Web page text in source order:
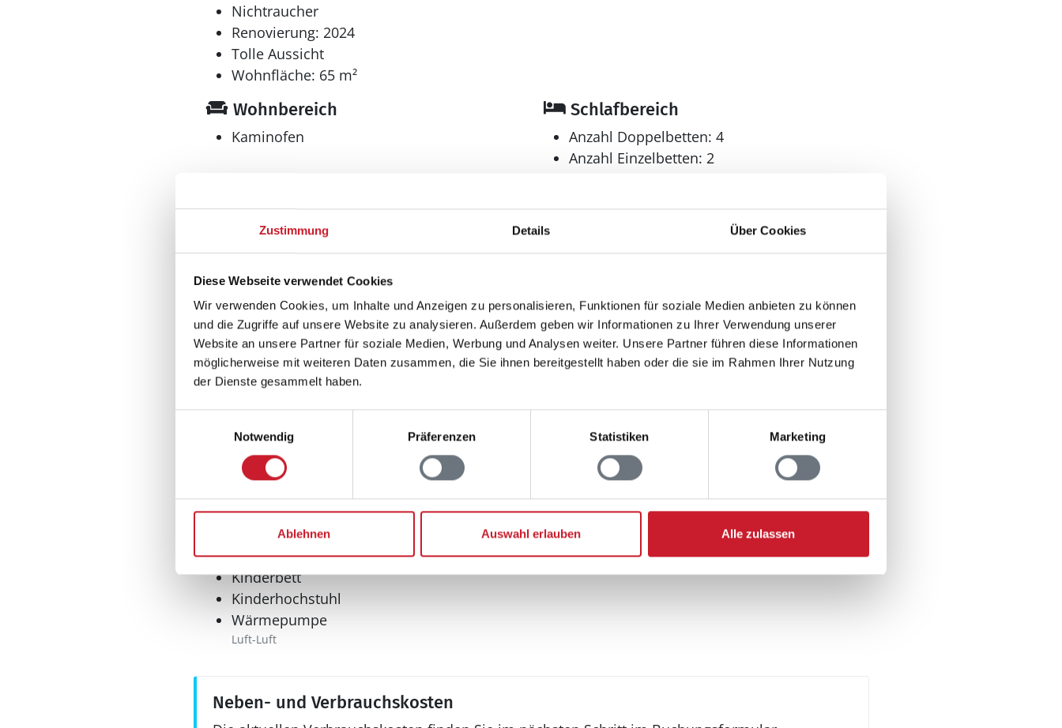
Zustimmung Details Über Cookies
Diese Webseite verwendet Cookies
Wir verwenden Cookies, um Inhalte und Anzeigen zu personalisieren, Funktionen für soziale Medien anbieten zu können
und die Zugriffe auf unsere Website zu analysieren. Außerdem geben wir Informationen zu Ihrer Verwendung unserer
Website an unsere Partner für soziale Medien, Werbung und Analysen weiter. Unsere Partner führen diese Informationen
möglicherweise mit weiteren Daten zusammen, die Sie ihnen bereitgestellt haben oder die sie im Rahmen Ihrer Nutzung
der Dienste gesammelt haben.
Notwendig
Präferenzen Statistiken Marketing
Ablehnen Auswahl erlauben Alle zulassen
Schlafverhältnisse
Die Schlafplätze verteilen sich auf 3 Schlafräume. 4 Schlafplätze in Doppelbetten. 2 Schlafplätze in
Einzelbetten. Ferner steht ein Kinderbett zur Verfügung.
Multimedien
In der Ferienunterkunft gibt es einen Fernseher. Satellitenanschluss mit deutschen Fernsehsendern.
auch den Aufenthalt im Freien genießen.
Nichtraucher
Renovierung: 2024
Tolle Aussicht
Wohnfläche: 65 m²
Wohnbereich
Kaminofen
Schlafbereich
Anzahl Doppelbetten: 4
Anzahl Einzelbetten: 2
Küche
Gefrierschrank l
Kühlschrank
Mikrowelle
Bad
Multimedia
Deutsches Fernsehen
0-3 deutsche Fernsehsender
Internet
Aussenbereich
Außendusche
Fußballtor
Grill
Schaukel
Terrasse, überdacht
Sonstiges
Fußbodenheizung
Keine Vermietung an Jugendgruppen
Kinderbett
Kinderhochstuhl
Wärmepumpe
Luft-Luft
Neben- und Verbrauchskosten